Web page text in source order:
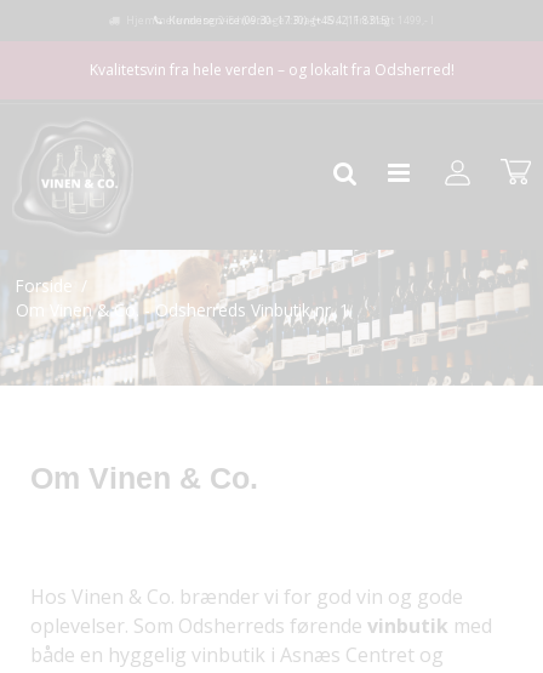
Kundeservice (09:30- 17:30) -(+45 4211 8315)
Kvalitetsvin fra hele verden – og lokalt fra Odsherred!
Forside /
Om Vinen & Co. - Odsherreds Vinbutik nr. 1
Om Vinen & Co.
Hos Vinen & Co. brænder vi for god vin og gode
oplevelser. Som Odsherreds førende vinbutik med
både en hyggelig vinbutik i Asnæs Centret og